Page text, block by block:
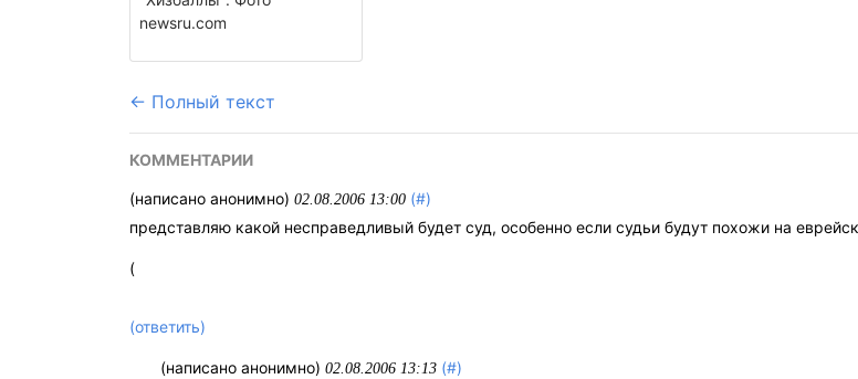
newsru.com
← Полный текст
КОММЕНТАРИИ
(написано анонимно) 02.08.2006 13:00 (#)
представляю какой несправедливый будет суд, особенно если судьи будут похожи на
(
(ответить)
(написано анонимно)02.08.2006 13:13 (#)